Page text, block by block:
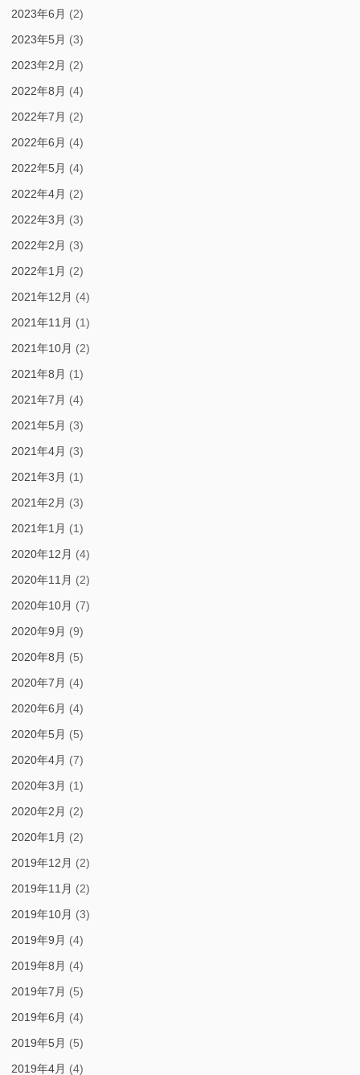
2023年6月 (2)
2023年5月 (3)
2023年2月 (2)
2022年8月 (4)
2022年7月 (2)
2022年6月 (4)
2022年5月 (4)
2022年4月 (2)
2022年3月 (3)
2022年2月 (3)
2022年1月 (2)
2021年12月 (4)
2021年11月 (1)
2021年10月 (2)
2021年8月 (1)
2021年7月 (4)
2021年5月 (3)
2021年4月 (3)
2021年3月 (1)
2021年2月 (3)
2021年1月 (1)
2020年12月 (4)
2020年11月 (2)
2020年10月 (7)
2020年9月 (9)
2020年8月 (5)
2020年7月 (4)
2020年6月 (4)
2020年5月 (5)
2020年4月 (7)
2020年3月 (1)
2020年2月 (2)
2020年1月 (2)
2019年12月 (2)
2019年11月 (2)
2019年10月 (3)
2019年9月 (4)
2019年8月 (4)
2019年7月 (5)
2019年6月 (4)
2019年5月 (5)
2019年4月 (4)